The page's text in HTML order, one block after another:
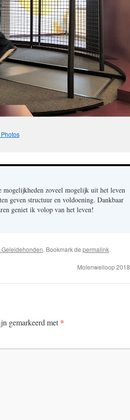
mogelijkheden zoveel mogelijk uit het leven
geven structuur en voldoening. Dankbaar
geniet ik volop van het leven!
Geleidehonden. Bookmark de permalink.
Molenweiloop 2018
gemarkeerd met*